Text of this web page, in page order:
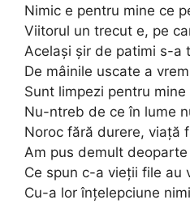
Nimic e pentru mine ce
Viitorul un trecut e, pe
Acelaşi şir de patimi s-a
De mâinile uscate a
Sunt limpezi pentru
Nu-ntreb de ce în lume
Noroc fără durere, viaţă
Am pus demult
Ce spun c-a vieţii file au
Cu-a lor înţelepciune